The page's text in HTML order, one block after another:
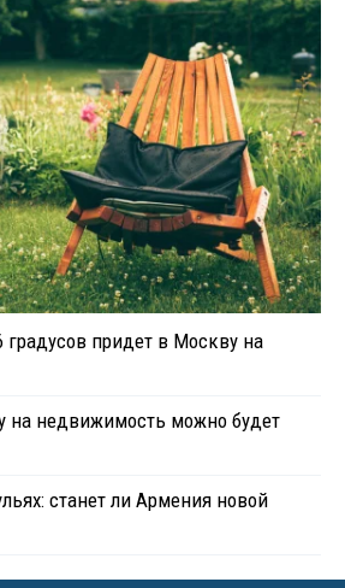
градусов придет в Москву на
на недвижимость можно будет
станет ли Армения новой